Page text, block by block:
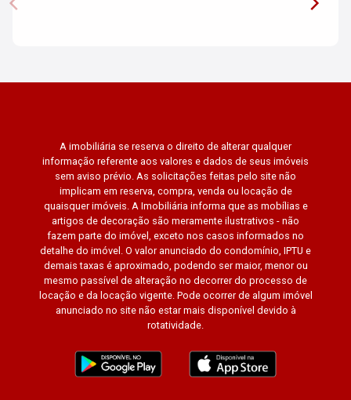
A imobiliária se reserva o direito de alterar qualquer
informação referente aos valores e dados de seus imóveis
sem aviso prévio. As solicitações feitas pelo site não
implicam em reserva, compra, venda ou locação de
quaisquer imóveis. A Imobiliária informa que as mobílias e
artigos de decoração são meramente ilustrativos - não
fazem parte do imóvel, exceto nos casos informados no
detalhe do imóvel. O valor anunciado do condomínio, IPTU e
demais taxas é aproximado, podendo ser maior, menor ou
mesmo passível de alteração no decorrer do processo de
locação e da locação vigente. Pode ocorrer de algum imóvel
anunciado no site não estar mais disponível devido à
rotatividade.